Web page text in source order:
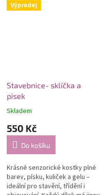
Výprodej
Stavebnice- sklíčka a
pisek
Skladem
550 Kč
Do košíku
Krásné senzorické kostky plné
barev, písku, kuliček a gelu –
ideální pro stavění, třídění i